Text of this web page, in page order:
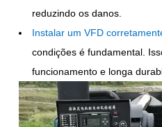
reduzindo os danos.
Instalar um VFD
condições é fundamental.
funcionamento e longa